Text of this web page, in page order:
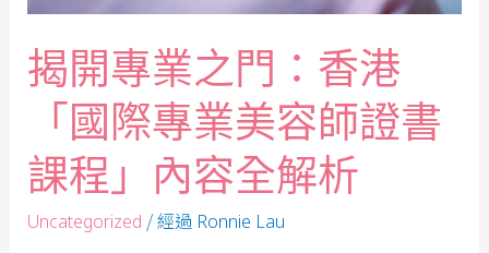
揭開專業之門：香港
「國際專業美容師證書
課程」內容全解析
Uncategorized / 經過 Ronnie Lau